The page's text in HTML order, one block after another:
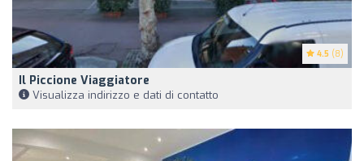
4.5 (8)
Il Piccione Viaggiatore
Visualizza indirizzo e dati di contatto